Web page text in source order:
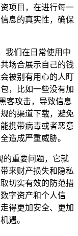
项目，在进行每一
息的真实性，确保
我们在日常使用中
场合展示自己的钱
被别有用心的人盯
，比如一些没有加
客攻击，导致信息
的渠道下载，避免
携带病毒或者恶意
造成严重威胁。
的重要问题，它就
来财产损失和隐私
切实有效的防范措
字资产和个人信
得更加安全、更加
遇。